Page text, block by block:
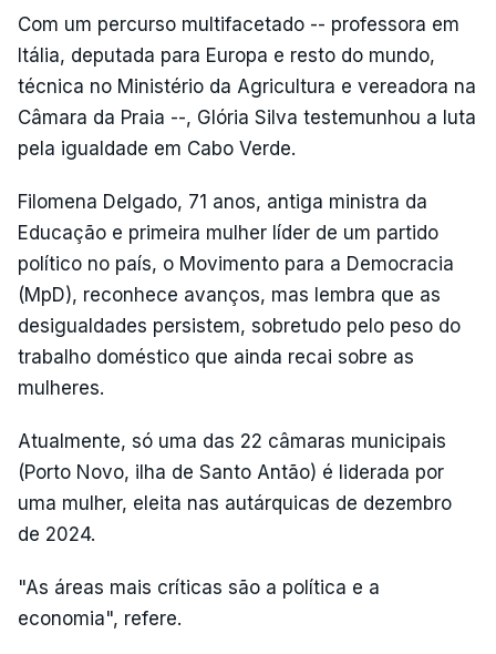
Com um percurso multifacetado -- professora em
Itália, deputada para Europa e resto do mundo,
técnica no Ministério da Agricultura e vereadora na
Câmara da Praia --, Glória Silva testemunhou a luta
pela igualdade em Cabo Verde.
Filomena Delgado, 71 anos, antiga ministra da
Educação e primeira mulher líder de um partido
político no país, o Movimento para a Democracia
(MpD), reconhece avanços, mas lembra que as
desigualdades persistem, sobretudo pelo peso do
trabalho doméstico que ainda recai sobre as
mulheres.
Atualmente, só uma das 22 câmaras municipais
(Porto Novo, ilha de Santo Antão) é liderada por
uma mulher, eleita nas autárquicas de dezembro
de 2024.
"As áreas mais críticas são a política e a
economia", refere.